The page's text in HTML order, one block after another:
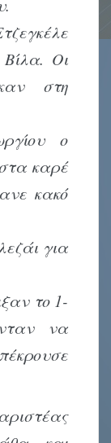
Οι
στη
ο
καρέ
κακό
για
το 1-
να